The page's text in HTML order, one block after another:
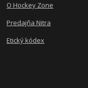
O Hockey Zone
Predajňa Nitra
Etický kódex